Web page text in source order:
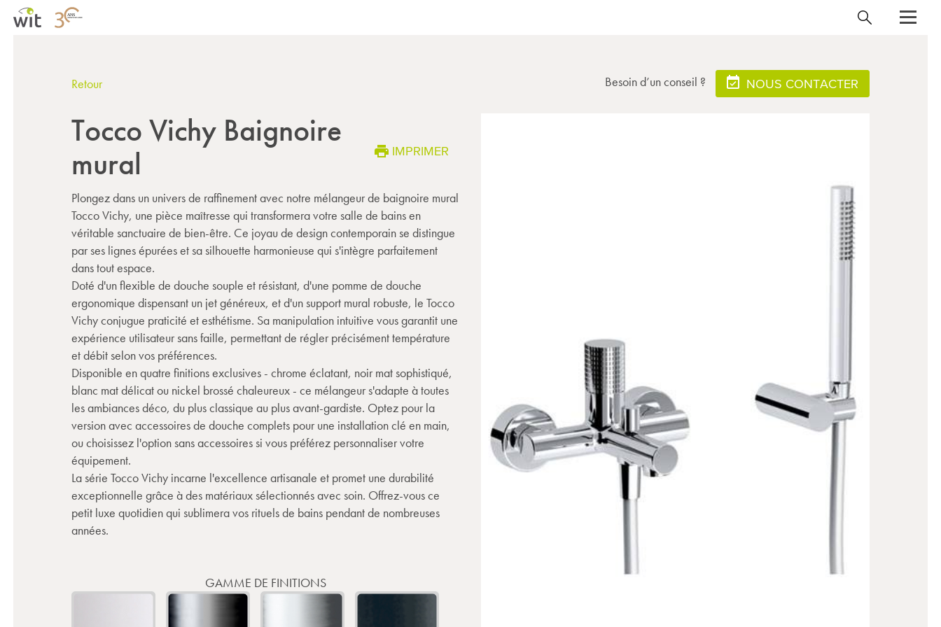
Retour Besoin d’un conseil ? NOUS CONTACTER
Tocco Vichy Baignoire
mural
IMPRIMER
Plongez dans un univers de raffinement avec notre mélangeur de baignoire mural
Tocco Vichy, une pièce maîtresse qui transformera votre salle de bains en
véritable sanctuaire de bien-être. Ce joyau de design contemporain se distingue
par ses lignes épurées et sa silhouette harmonieuse qui s'intègre parfaitement
dans tout espace.
Doté d'un flexible de douche souple et résistant, d'une pomme de douche
ergonomique dispensant un jet généreux, et d'un support mural robuste, le Tocco
Vichy conjugue praticité et esthétisme. Sa manipulation intuitive vous garantit une
expérience utilisateur sans faille, permettant de régler précisément température
et débit selon vos préférences.
Disponible en quatre finitions exclusives - chrome éclatant, noir mat sophistiqué,
blanc mat délicat ou nickel brossé chaleureux - ce mélangeur s'adapte à toutes
les ambiances déco, du plus classique au plus avant-gardiste. Optez pour la
version avec accessoires de douche complets pour une installation clé en main,
ou choisissez l'option sans accessoires si vous préférez personnaliser votre
équipement.
La série Tocco Vichy incarne l'excellence artisanale et promet une durabilité
exceptionnelle grâce à des matériaux sélectionnés avec soin. Offrez-vous ce
petit luxe quotidien qui sublimera vos rituels de bains pendant de nombreuses
années.
GAMME DE FINITIONS